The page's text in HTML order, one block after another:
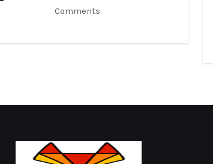
Comments